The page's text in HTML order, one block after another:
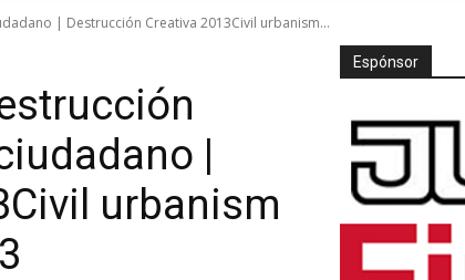
| Destrucción Creativa 2013Civil urbanism...
|
Civil urbanism
Espónsor